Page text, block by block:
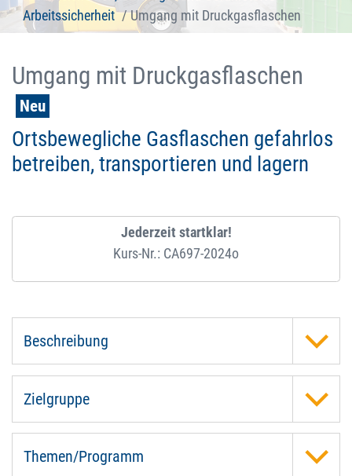
Arbeitssicherheit
Umgang mit Druckgasflaschen
Umgang mit Druckgasflaschen
Neu
Ortsbewegliche Gasflaschen gefahrlos
betreiben, transportieren und lagern
Jederzeit startklar!
Kurs-Nr.: CA697-2024o
Beschreibung
Zielgruppe
Themen/Programm